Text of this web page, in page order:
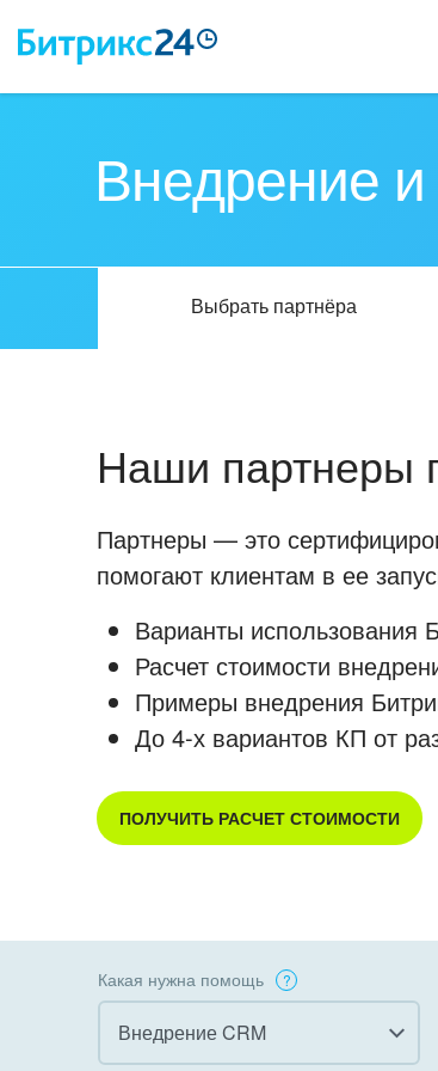
Внедрение
Выбрать партнёра
Наши партнеры
Партнеры — это
помогают клиентам в ее
Варианты использования
Расчет стоимости
Примеры внедрения
До 4-х вариантов КП от
ПОЛУЧИТЬ РАСЧЕТ СТОИМОСТИ
Какая нужна помощь
Внедрение CRM